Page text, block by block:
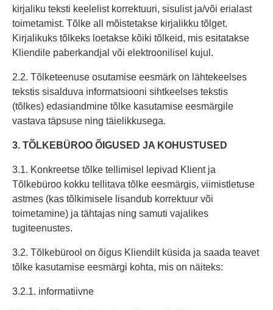
kirjaliku teksti keelelist korrektuuri, sisulist ja/või erialast
toimetamist. Tõlke all mõistetakse kirjalikku tõlget.
Kirjalikuks tõlkeks loetakse kõiki tõlkeid, mis esitatakse
Kliendile paberkandjal või elektroonilisel kujul.
2.2. Tõlketeenuse osutamise eesmärk on lähtekeelses
tekstis sisalduva informatsiooni sihtkeelses tekstis
(tõlkes) edasiandmine tõlke kasutamise eesmärgile
vastava täpsuse ning täielikkusega.
3. TÕLKEBÜROO ÕIGUSED JA KOHUSTUSED
3.1. Konkreetse tõlke tellimisel lepivad Klient ja
Tõlkebüroo kokku tellitava tõlke eesmärgis, viimistletuse
astmes (kas tõlkimisele lisandub korrektuur või
toimetamine) ja tähtajas ning samuti vajalikes
tugiteenustes.
3.2. Tõlkebürool on õigus Kliendilt küsida ja saada teavet
tõlke kasutamise eesmärgi kohta, mis on näiteks:
3.2.1. informatiivne